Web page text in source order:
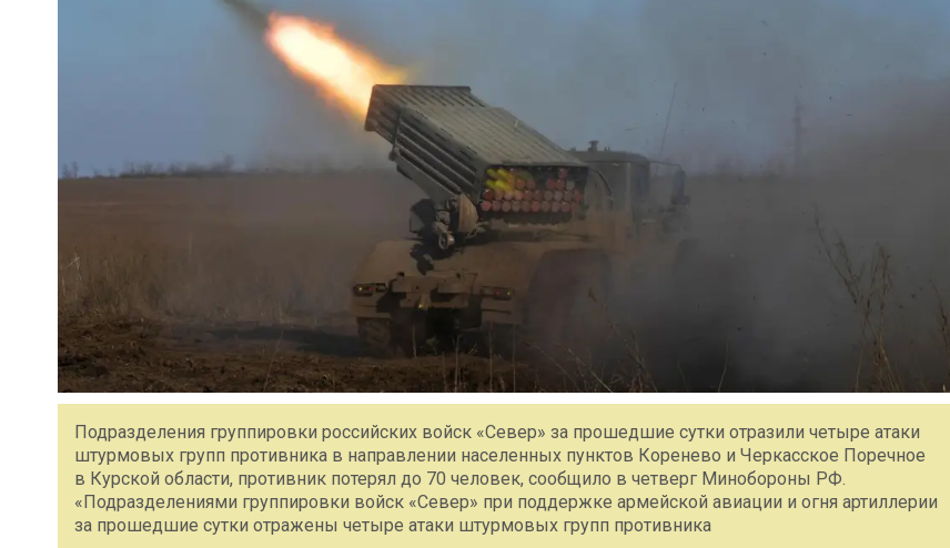
Подразделения группировки российских войск «Север» за прошедшие сутки отразили четыре атаки
штурмовых групп противника в направлении населенных пунктов Коренево и Черкасское Поречное
в Курской области, противник потерял до 70 человек, сообщило в четверг Минобороны РФ.
«Подразделениями группировки войск «Север» при поддержке армейской авиации и огня артиллерии
за прошедшие сутки отражены четыре атаки штурмовых групп противника